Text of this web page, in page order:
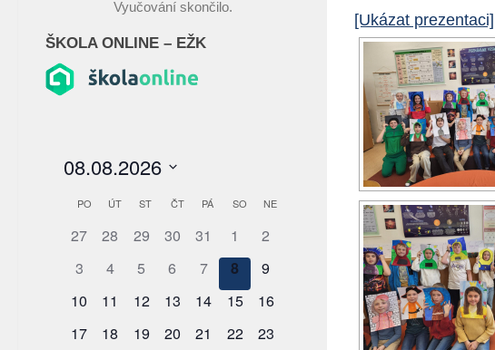
[Ukázat prezentaci]
Vyučování skončilo.
ŠKOLA ONLINE – EŽK